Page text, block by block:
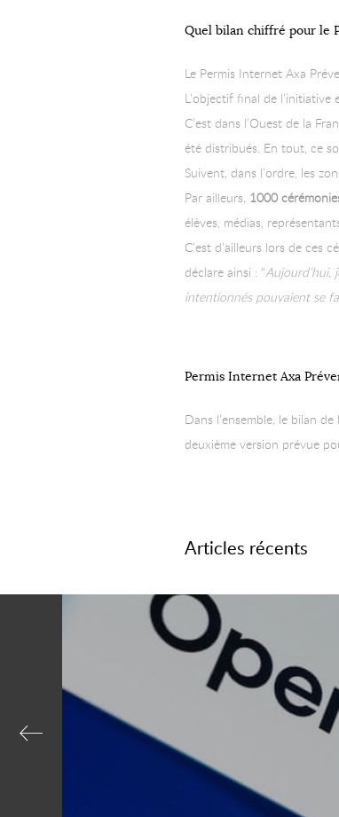
Quel bilan chiffré pour le
Le Permis Internet Axa
L’objectif final de
C’est dans l’Ouest de la
été distribués. En tout, ce
Suivent, dans l’ordre, les
Par ailleurs, 1000
élèves, médias,
C’est d’ailleurs lors de
déclare ainsi : “Aujourd’hui,
intentionnés pouvaient se
Permis Internet Axa
Dans l’ensemble, le bilan
deuxième version prévue
Articles récents